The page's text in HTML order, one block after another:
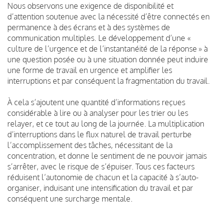
Nous observons une exigence de disponibilité et
d’attention soutenue avec la nécessité d’être connectés en
permanence à des écrans et à des systèmes de
communication multiples. Le développement d’une «
culture de l’urgence et de l’instantanéité de la réponse » à
une question posée ou à une situation donnée peut induire
une forme de travail en urgence et amplifier les
interruptions et par conséquent la fragmentation du travail.
À cela s’ajoutent une quantité d’informations reçues
considérable à lire ou à analyser pour les trier ou les
relayer, et ce tout au long de la journée. La multiplication
d’interruptions dans le flux naturel de travail perturbe
l’accomplissement des tâches, nécessitant de la
concentration, et donne le sentiment de ne pouvoir jamais
s’arrêter, avec le risque de s’épuiser. Tous ces facteurs
réduisent l’autonomie de chacun et la capacité à s’auto-
organiser, induisant une intensification du travail et par
conséquent une surcharge mentale.